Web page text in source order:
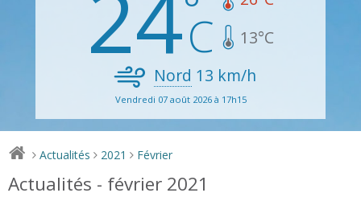
13°C
Nord 13 km/h
Vendredi 07 août 2026 à 17h15
> Actualités > 2021 > Février
Actualités - février 2021